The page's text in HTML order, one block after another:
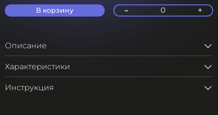
В корзину - 0 +
Описание
Характеристики
Инструкция